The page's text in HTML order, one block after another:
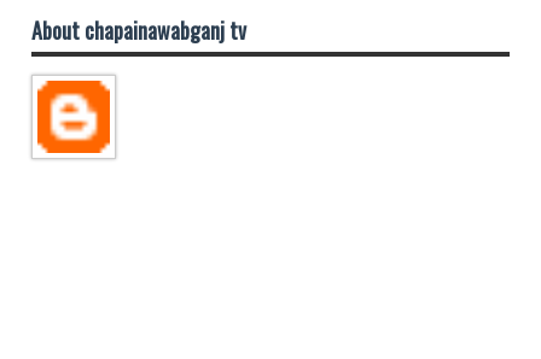
About chapainawabganj tv